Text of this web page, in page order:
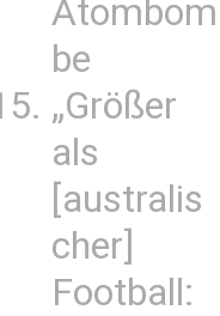
Atombom
be
„Größer
als
[australis
cher]
Football: